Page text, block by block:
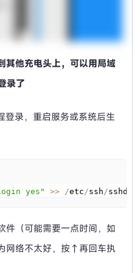
其他充电头上，可以用局域
录了
登录，重启服务或系统后生
yes" >> /etc /ssh /
件（可能需要一点时间，如
网络不太好，按↑再回车执